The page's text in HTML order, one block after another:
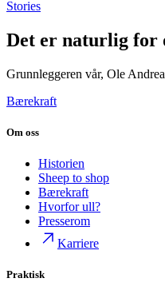
Stories
Det er naturlig for
Grunnleggeren vår, Ole
Bærekraft
Om oss
Historien
Sheep to shop
Bærekraft
Hvorfor ull?
Presserom
Karriere
Praktisk